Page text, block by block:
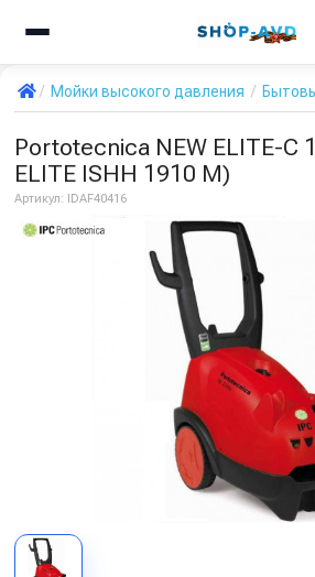
Мойки высокого давления
Portotecnica NEW ELITE-C
ELITE ISHH 1910 M)
Артикул: IDAF40416